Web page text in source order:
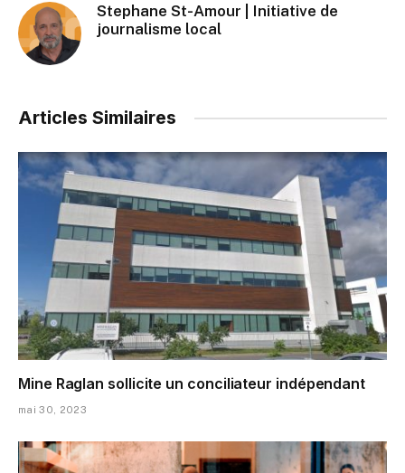
Stephane St-Amour | Initiative de
journalisme local
Articles Similaires
Mine Raglan sollicite un conciliateur indépendant
mai 30, 2023